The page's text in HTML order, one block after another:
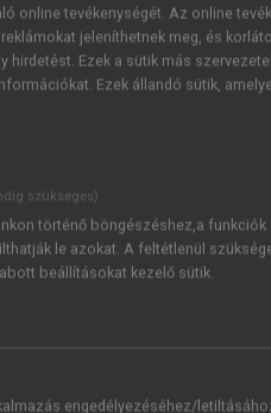
JELSZÓ
Kérek értesítést a MeRSZ
Kérek értesítést az
online tevékenységét. Az online
jeleníthetnek meg, és
hirdetést. Ezek a sütik más
Ezek állandó sütik,
szükséges)
történő böngészéshez,a funkciók
le azokat. A feltétlenül
beállításokat kezelő sütik.
engedélyezéséhez/